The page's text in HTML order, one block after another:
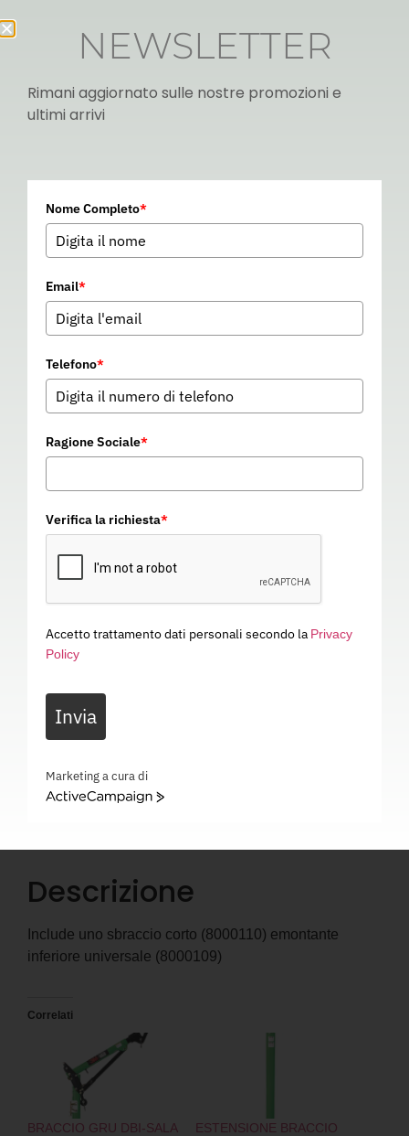
BRACCIO GRU 3M 71 CM
11O096 Categoria
BRACCIO GRU 3M 71 CM – ANCORAGGIO – 11O096
Descrizione
Include uno sbraccio corto (8000110) emontante
inferiore universale (8000109)
Correlati
BRACCIO GRU DBI-SALA
ESTENSIONE BRACCIO
NEWSLETTER
Rimani aggiornato sulle nostre promozioni e
ultimi arrivi
Nome Completo*
Email*
Telefono*
Ragione Sociale*
Verifica la richiesta*
Accetto trattamento dati personali secondo la Privacy
Policy
Invia
Marketing a cura di
ActiveCampaign